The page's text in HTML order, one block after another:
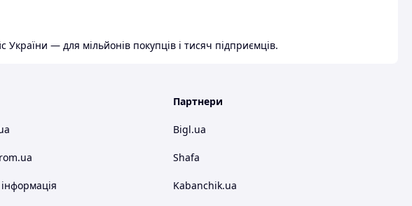
— для мільйонів покупців і тисяч підприємців.
Партнери
Bigl.ua
Shafa
Kabanchik.ua